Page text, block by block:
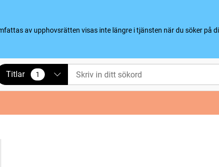
av upphovsrätten visas inte längre i tjänsten när du söker på
Titlar 1
vald